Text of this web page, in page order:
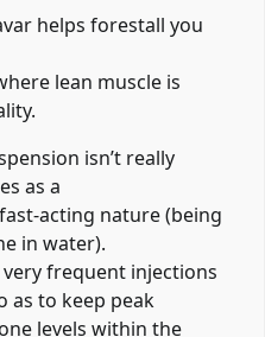
helps forestall you
lean muscle is
isn’t really
as a
acting nature (being
in water).
frequent injections
as to keep peak
levels within the